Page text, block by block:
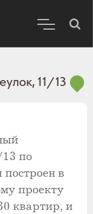
11/13
по
в
проекту
квартир, и